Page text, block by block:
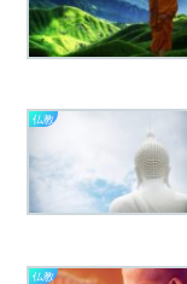
仏教
仏教